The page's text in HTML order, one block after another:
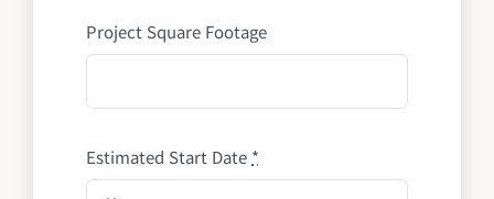
Project Square Footage
Estimated Start Date *